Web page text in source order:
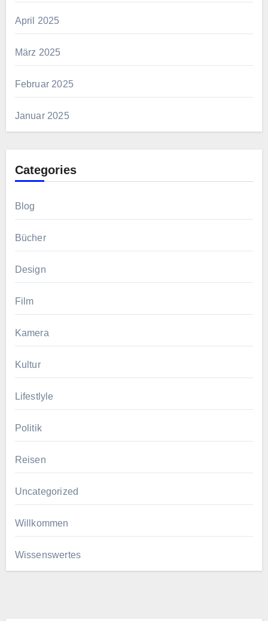
April 2025
März 2025
Februar 2025
Januar 2025
Categories
Blog
Bücher
Design
Film
Kamera
Kultur
Lifestlyle
Politik
Reisen
Uncategorized
Willkommen
Wissenswertes